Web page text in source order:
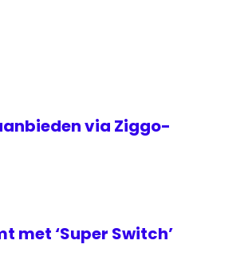
via Ziggo-
met ‘Super Switch’